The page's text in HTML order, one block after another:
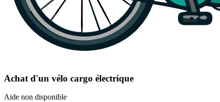
Achat d'un vélo cargo électrique
Aide non disponible